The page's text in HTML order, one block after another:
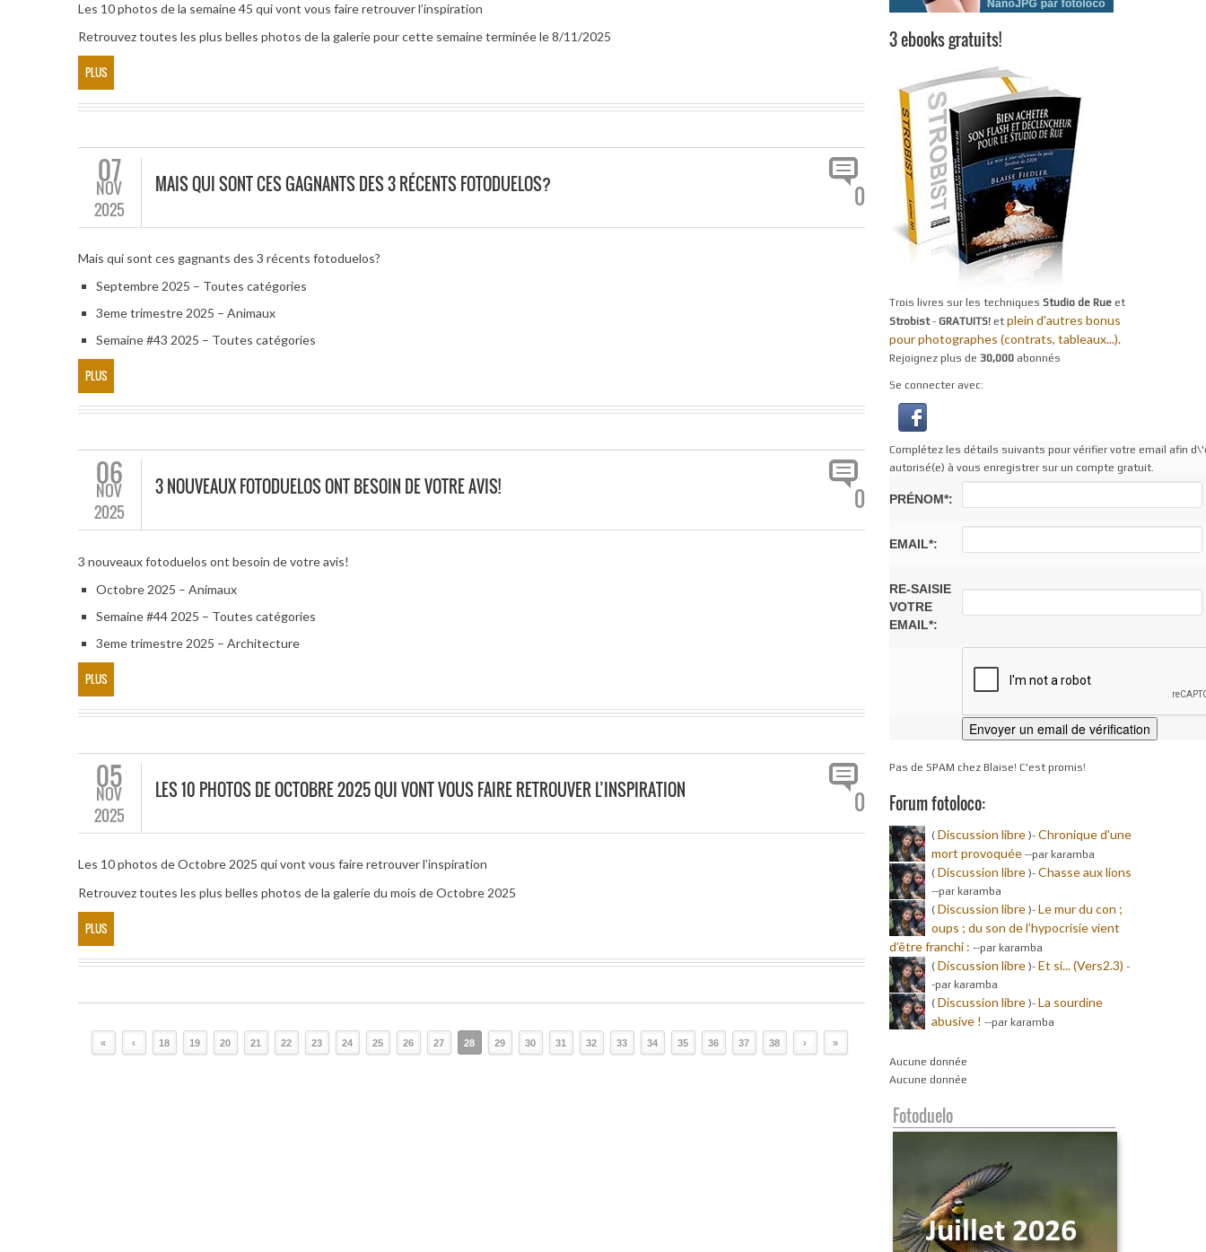
Les 10 photos de la semaine 45 qui vont vous faire retrouver l’inspiration
Retrouvez toutes les plus belles photos de la galerie pour cette semaine terminée le 8/11/2025
PLUS
07
NOV
2025
MAIS QUI SONT CES GAGNANTS DES 3 RÉCENTS FOTODUELOS? 0
Mais qui sont ces gagnants des 3 récents fotoduelos?
Septembre 2025 – Toutes catégories
3eme trimestre 2025 – Animaux
Semaine #43 2025 – Toutes catégories
PLUS
06
NOV
2025
3 NOUVEAUX FOTODUELOS ONT BESOIN DE VOTRE AVIS! 0
3 nouveaux fotoduelos ont besoin de votre avis!
Octobre 2025 – Animaux
Semaine #44 2025 – Toutes catégories
3eme trimestre 2025 – Architecture
PLUS
05
NOV
2025
LES 10 PHOTOS DE OCTOBRE 2025 QUI VONT VOUS FAIRE RETROUVER L’INSPIRATION 0
Les 10 photos de Octobre 2025 qui vont vous faire retrouver l’inspiration
Retrouvez toutes les plus belles photos de la galerie du mois de Octobre 2025
PLUS
« ‹ 18 19 20 21 22 23 24 25 26 27 28 29 30 31 32 33 34 35 36 37 38 › »
3 ebooks gratuits!
Trois livres sur les techniques Studio de Rueet
Strobist- GRATUITS! et plein d'autres bonus
pour photographes (contrats, tableaux...).
Rejoignez plus de 30,000abonnés
Se connecter avec:
Complétez les détails suivants pour vérifier votre email afin
autorisé(e) à vous enregistrer sur un compte gratuit.
PRÉNOM*:
EMAIL*:
RE-SAISIE
VOTRE
EMAIL*:
Pas de SPAM chez Blaise! C'est promis!
Forum fotoloco:
( Discussion libre)- Chronique d'une
mort provoquée--par karamba
( Discussion libre)- Chasse aux lions
--par karamba
( Discussion libre)- Le mur du con ;
oups ; du son de l’hypocrisie vient
d’être franchi : --par karamba
( Discussion libre)- Et si... (Vers2.3) -
-par karamba
( Discussion libre)- La sourdine
abusive ! --par karamba
Aucune donnée
Aucune donnée
Fotoduelo